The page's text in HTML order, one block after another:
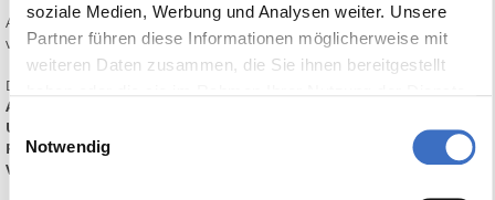
soziale Medien, Werbung und Analysen weiter. Unsere
Partner führen diese Informationen möglicherweise mit
weiteren Daten zusammen, die Sie ihnen bereitgestellt
Einwilligungsauswahl
Notwendig
ABES/Objects ist eine umfassende Unternehmenslösung für alle Arten
von Bildungsinstituten.
Die Bereiche...
Akquisition, Teilnehmer & Bildungsmassnahmen
Unterrichts- und Ressourcen-Planung
Fakturierung & Buchführung
Vermittlung